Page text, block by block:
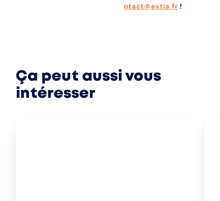
ntact@extia.fr !
Ça peut aussi vous
intéresser